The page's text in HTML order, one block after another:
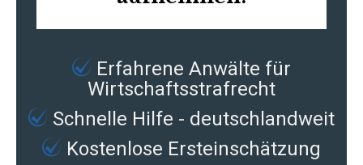
Erfahrene Anwälte für
Wirtschaftsstrafrecht
Schnelle Hilfe - deutschlandweit
Kostenlose Ersteinschätzung